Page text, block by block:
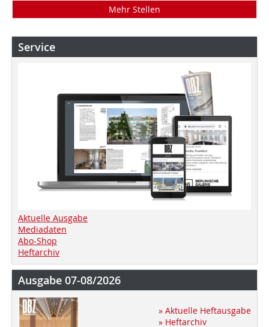
Mehr Stellen
Service
Aktuelle Ausgabe
Mediadaten
Abo-Shop
Heftarchiv
Ausgabe 07-08/2026
» Aktuelle Heftausgabe
» Heftarchiv